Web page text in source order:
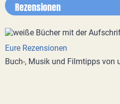
Rezensionen
Eure Rezensionen
Buch-, Musik und Filmtipps von